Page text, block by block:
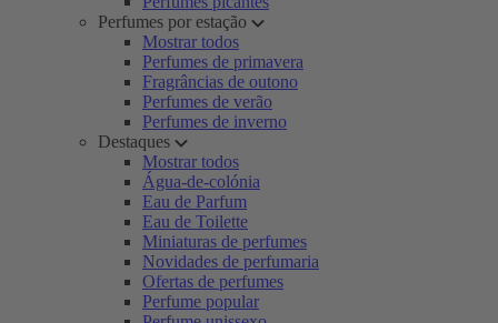
Perfumes por estação
Mostrar todos
Perfumes de primavera
Fragrâncias de outono
Perfumes de verão
Perfumes de inverno
Destaques
Mostrar todos
Água-de-colónia
Eau de Parfum
Eau de Toilette
Miniaturas de perfumes
Novidades de perfumaria
Ofertas de perfumes
Perfume popular